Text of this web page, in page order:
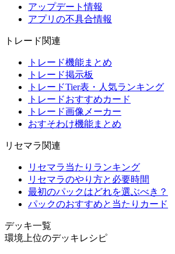
アップデート情報
アプリの不具合情報
トレード関連
トレード機能まとめ
トレード掲示板
トレードTier表・人気ランキング
トレードおすすめカード
トレード画像メーカー
おすそわけ機能まとめ
リセマラ関連
リセマラ当たりランキング
リセマラのやり方と必要時間
最初のパックはどれを選ぶべき？
パックのおすすめと当たりカード
デッキ一覧
環境上位のデッキレシピ